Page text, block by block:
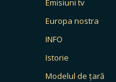
Emisiuni tv
Europa nostra
INFO
Istorie
Modelul de țară